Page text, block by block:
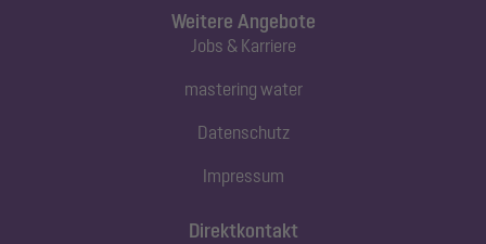
Direktkontakt
Weitere Angebote
Jobs & Karriere
mastering water
Datenschutz
Impressum